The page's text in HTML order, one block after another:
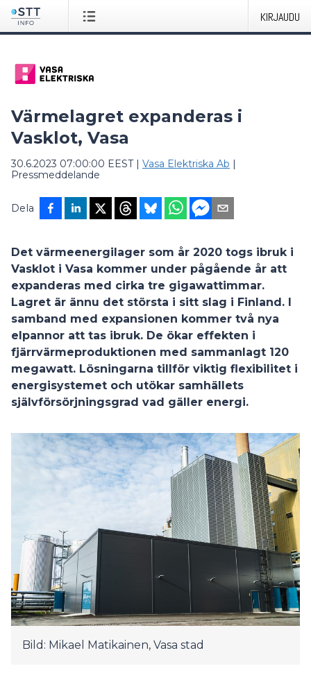
KIRJAUDU
Värmelagret expanderas i
Vasklot, Vasa
30.6.2023 07:00:00 EEST| Vasa Elektriska Ab |
Pressmeddelande
Dela
Det värmeenergilager som år 2020 togs ibruk i
Vasklot i Vasa kommer under pågående år att
expanderas med cirka tre gigawattimmar.
Lagret är ännu det största i sitt slag i Finland. I
samband med expansionen kommer två nya
elpannor att tas ibruk. De ökar effekten i
fjärrvärmeproduktionen med sammanlagt 120
megawatt. Lösningarna tillför viktig flexibilitet i
energisystemet och utökar samhällets
självförsörjningsgrad vad gäller energi.
Bild: Mikael Matikainen, Vasa stad